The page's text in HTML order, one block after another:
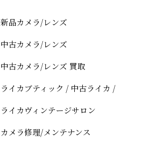
新品カメラ/レンズ
中古カメラ/レンズ
中古カメラ/レンズ 買取
ライカブティック / 中古ライカ /
ライカヴィンテージサロン
カメラ修理/メンテナンス